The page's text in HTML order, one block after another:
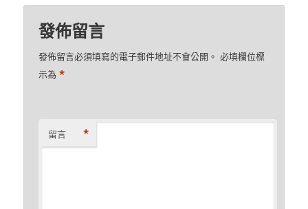
發佈留言
發佈留言必須填寫的電子郵件地址不會公開。 必填欄位標
示為*
留言 *